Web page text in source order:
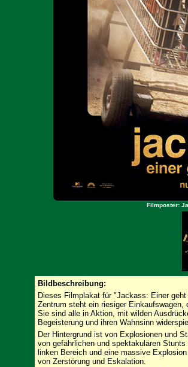
Filmposter:
Bildbeschreibung:
Dieses Filmplakat für "Jackass: Einer
Zentrum steht ein riesiger Einkaufswagen,
Sie sind alle in Aktion, mit wilden
Begeisterung und ihren Wahnsinn
Der Hintergrund ist von Explosionen und
von gefährlichen und spektakulären
linken Bereich und eine massive
von Zerstörung und Eskalation.